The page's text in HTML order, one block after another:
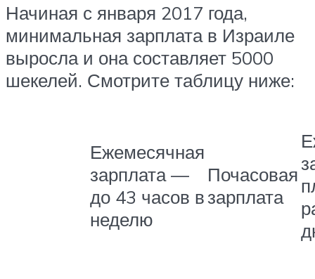
Начиная с января 2017 года,
минимальная зарплата в Израиле
выросла и она составляет 5000
шекелей. Смотрите таблицу ниже:
Ежемесячная
зарплата —
до 43 часов в
неделю
Почасовая
зарплата